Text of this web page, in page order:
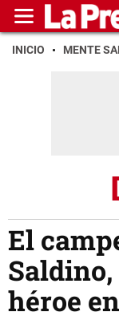
INICIO MENTE
El
héroe